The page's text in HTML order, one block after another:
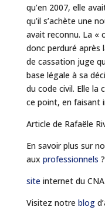
qu’en 2007, elle
qu’il s’achète une
avait reconnu. La «
donc perduré après
de cassation juge
base légale à sa
du code civil. Elle la
ce point, en faisant
Article de Rafaële
En savoir plus sur
aux professionnels ?
site internet du
Visitez notre blog